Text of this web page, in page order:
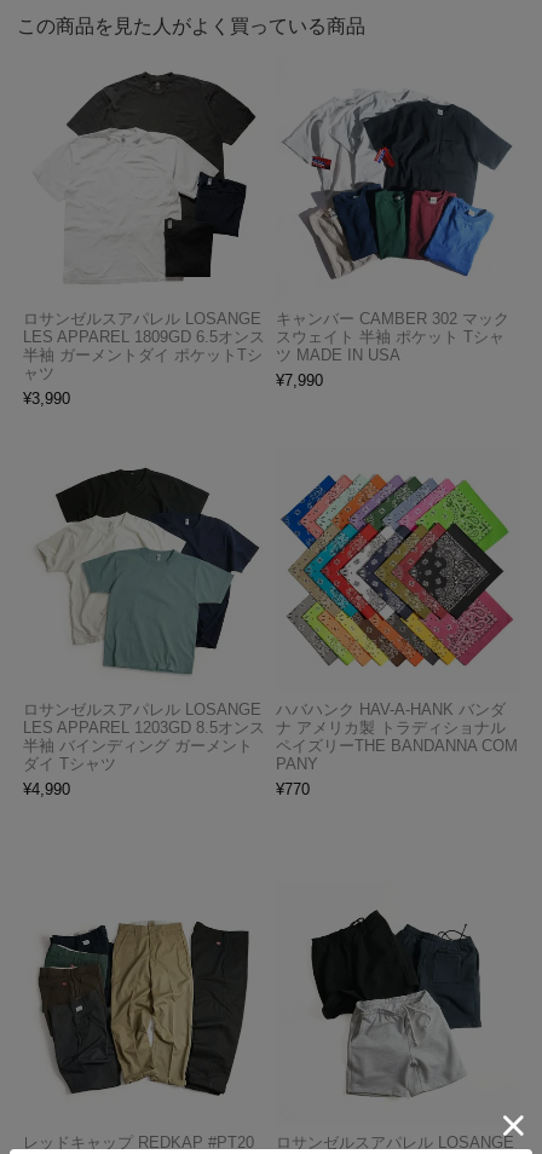
この商品を見た人がよく買っている商品
ロサンゼルスアパレル LOSANGE
LES APPAREL 1809GD 6.5オンス
半袖 ガーメントダイ ポケットTシ
ャツ
¥3,990
キャンバー CAMBER 302 マック
スウェイト 半袖 ポケット Tシャ
ツ MADE IN USA
¥7,990
ロサンゼルスアパレル LOSANGE
LES APPAREL 1203GD 8.5オンス
半袖 バインディング ガーメント
ダイ Tシャツ
¥4,990
ハバハンク HAV-A-HANK バンダ
ナ アメリカ製 トラディショナル
ペイズリーTHE BANDANNA COM
PANY
¥770
レッドキャップ REDKAP #PT20
ロサンゼルスアパレル LOSANGE